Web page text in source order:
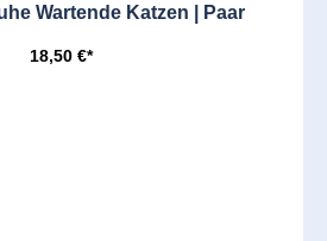
Wartende Katzen | Paar
18,50 €*